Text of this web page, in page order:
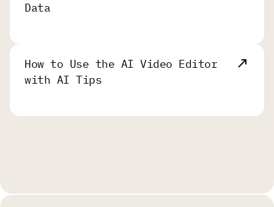
Data
How to Use the AI Video Editor
with AI Tips